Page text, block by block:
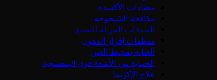
مضادات الأكسدة
مكافحة الشيخوخة
المنتجات المزيلة للتصبغ
منظمات إفراز الدهون
العناية بمحيط العين
الحماية من الأشعة فوق البنفسجية
علاج الإكزيما